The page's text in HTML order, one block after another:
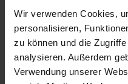
Wir verwenden Cookies,
personalisieren,
zu können und die
analysieren. Außerdem
Verwendung unserer
-8% €